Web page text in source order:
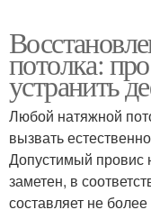
потолка:
устранить
Любой натяжной
вызвать
Допустимый провис
заметен, в
составляет не